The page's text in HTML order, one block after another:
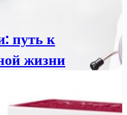
путь к
жизни